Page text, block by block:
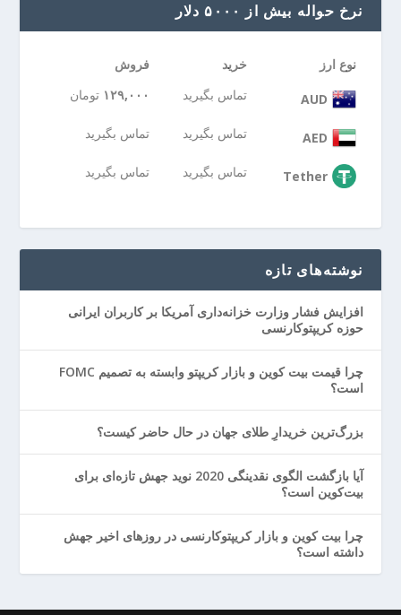
نرخ حواله بیش از ۵۰۰۰ دلار
نوع ارز خرید فروش
AUD تماس بگیرید ۱۲۹,۰۰۰ تومان
AED تماس بگیرید تماس بگیرید
Tether تماس بگیرید تماس بگیرید
نوشته‌های تازه
افزایش فشار وزارت خزانه‌داری آمریکا بر کاربران ایرانی
حوزه کریپتوکارنسی
چرا قیمت بیت کوین و بازار کریپتو وابسته به تصمیم FOMC
است؟
بزرگ‌ترین خریدارِ طلای جهان در حال حاضر کیست؟
آیا بازگشت الگوی نقدینگی 2020 نوید جهش تازه‌ای برای
بیت‌کوین است؟
چرا بیت کوین و بازار کریپتوکارنسی در روزهای اخیر جهش
داشته است؟